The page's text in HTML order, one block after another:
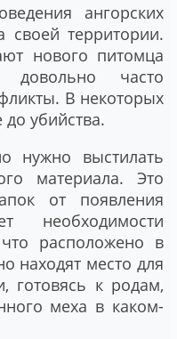
ангорских
своей территории.
нового питомца
часто
В некоторых
до убийства.
нужно выстилать
материала. Это
от появления
необходимости
расположено в
находят место для
готовясь к родам,
меха в каком-